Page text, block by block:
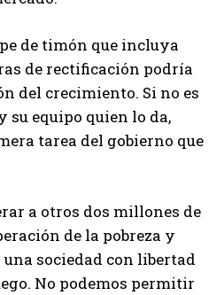
de timón que incluya
de rectificación podría
del crecimiento. Si no es
su equipo quien lo da,
tarea del gobierno que
a otros dos millones de
de la pobreza y
sociedad con libertad
No podemos permitir